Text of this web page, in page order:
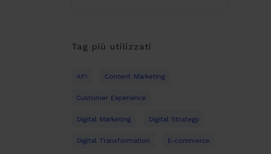
Tag più utilizzati
API Content Marketing
Customer Experience
Digital Marketing Digital Strategy
Digital Transformation E-commerce